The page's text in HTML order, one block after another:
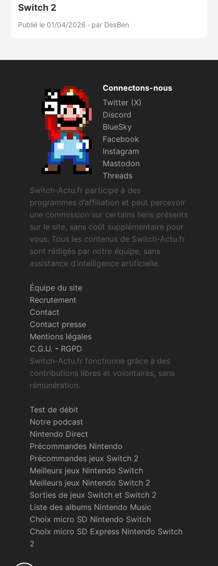
Switch 2
Publié le 01/04/2026 · par DesBen
Connectons-nous
Twitter (X)
Discord
BlueSky
Facebook
Instagram
Mastodon
Threads
Switch-Actu.fr participe à des
programmes d’affiliation et peut percevoir
une commission sur certains liens présents
sur le site, sans coût supplémentaire pour
vous. Tous les contenus de Switch-Actu.fr
sont rédigés par notre équipe, sans
assistance d’intelligence artificielle.
Équipe du site
Recrutement
Contact
Contact presse
Mentions légales
C.G.U. - RGPD
Switch-Actu.fr fonctionne grâce à des
contributions libres et volontaires, sans
rémunération.
Test de débit
Notre podcast
Nintendo Direct
Précommandes Nintendo
Précommandes jeux Switch 2
Meilleurs jeux Nintendo Switch
Meilleurs jeux Nintendo Switch 2
Sorties de jeux Switch et Switch 2
Liste des albums Nintendo Music
Choix micro SD Nintendo Switch
Choix micro SD Express Nintendo Switch
2